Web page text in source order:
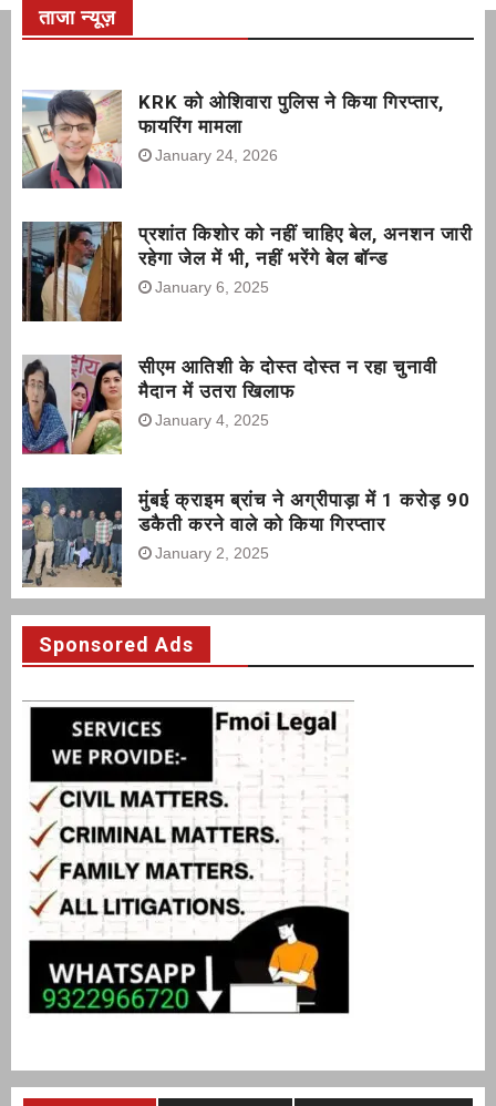
अनशन जारी रहेगा जेल में भी, नहीं भरेंगे
ताजा न्यूज़
KRK को ओशिवारा पुलिस ने किया गिरप्तार,
फायरिंग मामला
January 24, 2026
प्रशांत किशोर को नहीं चाहिए बेल, अनशन जारी
रहेगा जेल में भी, नहीं भरेंगे बेल बॉन्ड
January 6, 2025
सीएम आतिशी के दोस्त दोस्त न रहा चुनावी
मैदान में उतरा खिलाफ
January 4, 2025
मुंबई क्राइम ब्रांच ने अग्रीपाड़ा में 1 करोड़ 90
डकैती करने वाले को किया गिरप्तार
January 2, 2025
Sponsored Ads